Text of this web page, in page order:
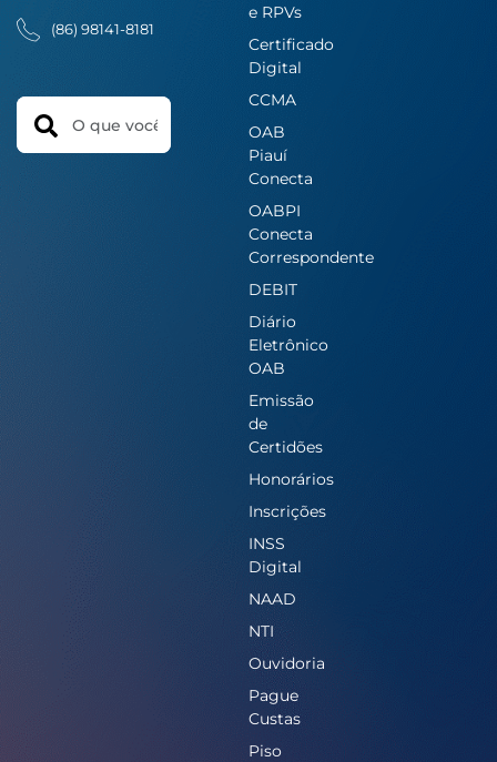
(86) 98141-8181
Search
e RPVs
Certificado
Digital
CCMA
OAB
Piauí
Conecta
OABPI
Conecta
Correspondente
DEBIT
Diário
Eletrônico
OAB
Emissão
de
Certidões
Honorários
Inscrições
INSS
Digital
NAAD
NTI
Ouvidoria
Pague
Custas
Piso